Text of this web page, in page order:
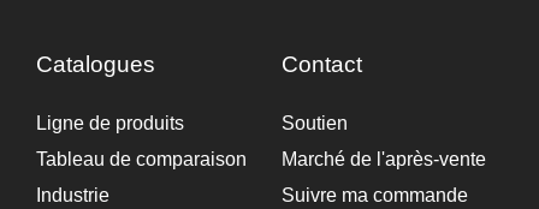
Catalogues
Ligne de produits
Tableau de comparaison
Industrie
Contact
Soutien
Marché de l'après-vente
Suivre ma commande